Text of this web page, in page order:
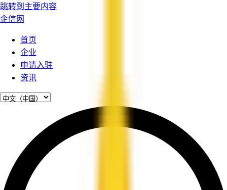
跳转到主要内容
企信网
首页
企业
申请入驻
资讯